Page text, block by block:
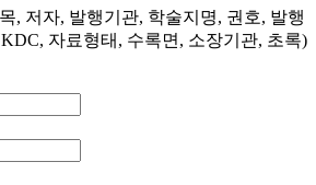
, 저자, 발행기관, 학술지명, 권호, 발행
자료형태, 수록면, 소장기관, 초록)